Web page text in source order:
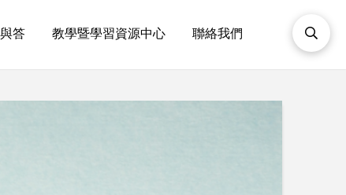
答 教學暨學習資源中心 聯絡我們